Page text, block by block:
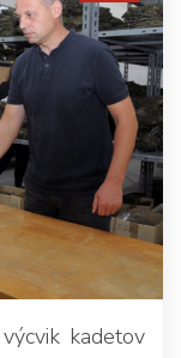
kadetov